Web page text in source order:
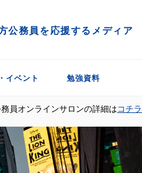
公務員を応援するメディア
イベント 勉強資料
員オンラインサロンの詳細はコチラ